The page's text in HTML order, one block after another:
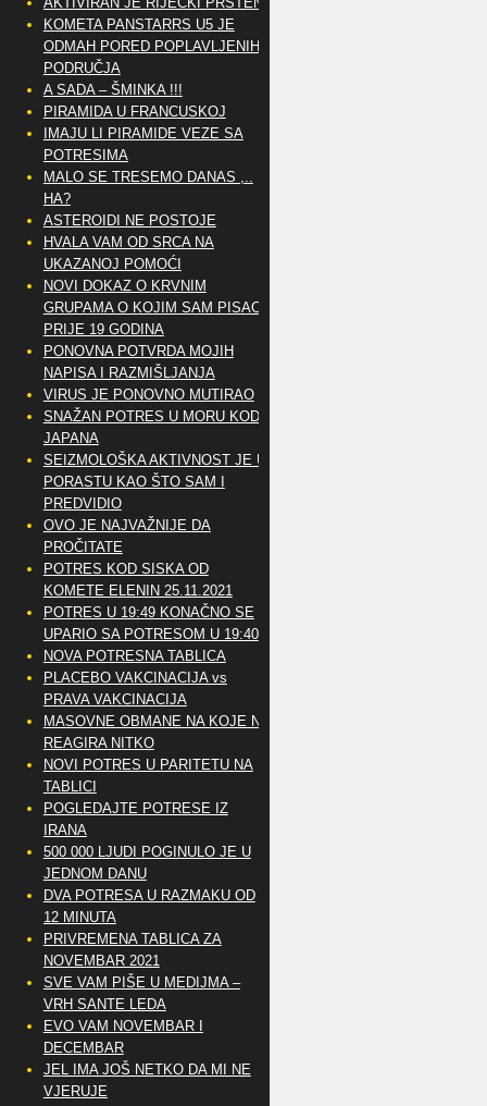
KOMETA PANSTARRS U5 JE
ODMAH PORED POPLAVLJENIH
PODRUČJA
A SADA – ŠMINKA !!!
PIRAMIDA U FRANCUSKOJ
IMAJU LI PIRAMIDE VEZE SA
POTRESIMA
MALO SE TRESEMO DANAS ,..
HA?
ASTEROIDI NE POSTOJE
HVALA VAM OD SRCA NA
UKAZANOJ POMOĆI
NOVI DOKAZ O KRVNIM
GRUPAMA O KOJIM SAM PISAO
PRIJE 19 GODINA
PONOVNA POTVRDA MOJIH
NAPISA I RAZMIŠLJANJA
VIRUS JE PONOVNO MUTIRAO
SNAŽAN POTRES U MORU KOD
JAPANA
SEIZMOLOŠKA AKTIVNOST JE U
PORASTU KAO ŠTO SAM I
PREDVIDIO
OVO JE NAJVAŽNIJE DA
PROČITATE
POTRES KOD SISKA OD
KOMETE ELENIN 25.11.2021
POTRES U 19:49 KONAČNO SE
UPARIO SA POTRESOM U 19:40
NOVA POTRESNA TABLICA
PLACEBO VAKCINACIJA vs
PRAVA VAKCINACIJA
MASOVNE OBMANE NA KOJE NE
REAGIRA NITKO
NOVI POTRES U PARITETU NA
TABLICI
POGLEDAJTE POTRESE IZ
IRANA
500 000 LJUDI POGINULO JE U
JEDNOM DANU
DVA POTRESA U RAZMAKU OD
12 MINUTA
PRIVREMENA TABLICA ZA
NOVEMBAR 2021
SVE VAM PIŠE U MEDIJMA –
VRH SANTE LEDA
EVO VAM NOVEMBAR I
DECEMBAR
JEL IMA JOŠ NETKO DA MI NE
VJERUJE